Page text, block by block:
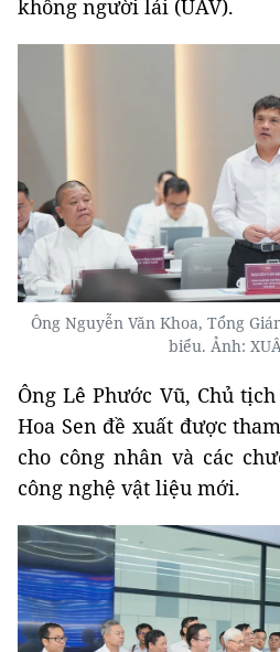
không người lái (UAV).
Ông Nguyễn Văn Khoa, Tổng
biểu. Ảnh:
Ông Lê Phước Vũ, Chủ
Hoa Sen đề xuất được
cho công nhân và các
công nghệ vật liệu mới.